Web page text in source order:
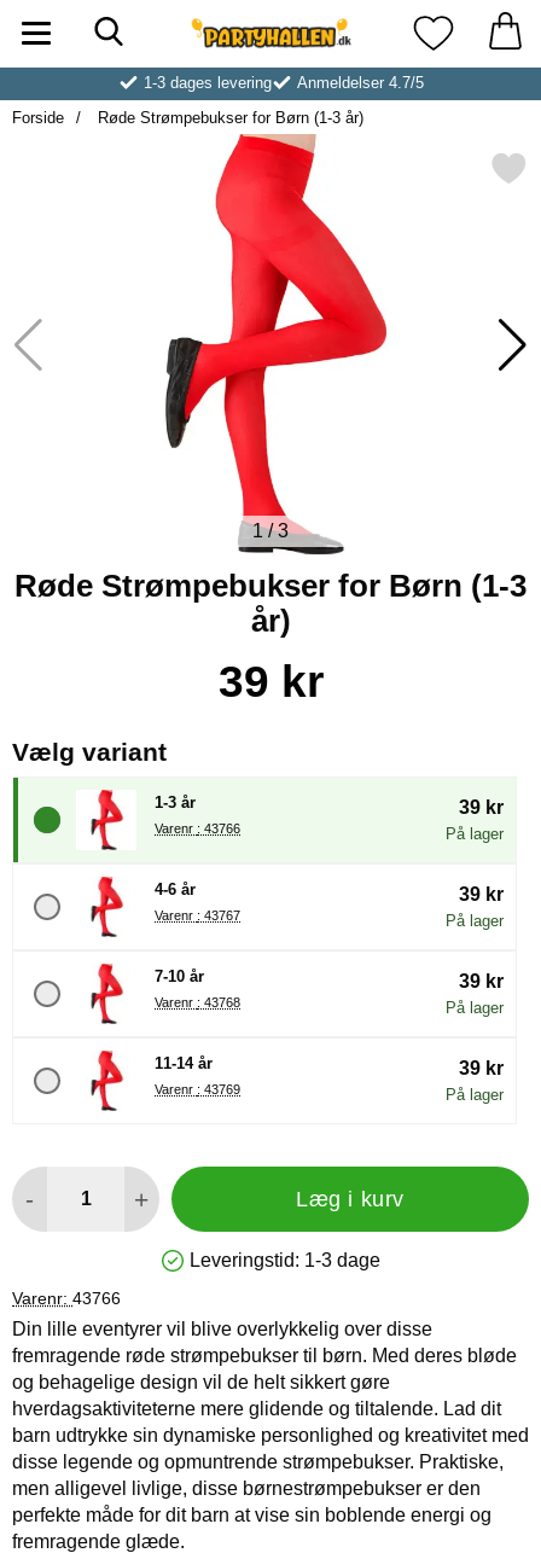
Startside for Partyhallen AB Mine
1-3 dages levering
Anmeldelser 4.7/5
Forside
Røde Strømpebukser for Børn (1-3 år)
Markér røde Strømpebukser
1/3
Røde Strømpebukser for Børn (1-3
år)
Køb dette produkt Røde Strømpebukser for Børn
pris
39 kr
Vælg variant, (Valg af en ny radioknap vil
1-3 år
Varenr : 43766
39 kr
På lager
4-6 år
Varenr : 43767
39 kr
På lager
7-10 år
Varenr : 43768
39 kr
På lager
11-14 år
Varenr : 43769
39 kr
På lager
- + Læg i kurv
Produkttilgængelighed: På lager
Leveringstid: 1-3 dage
Varenr: 43766
Din lille eventyrer vil blive overlykkelig over disse
fremragende røde strømpebukser til børn. Med deres bløde
og behagelige design vil de helt sikkert gøre
hverdagsaktiviteterne mere glidende og tiltalende. Lad dit
barn udtrykke sin dynamiske personlighed og kreativitet med
disse legende og opmuntrende strømpebukser. Praktiske,
men alligevel livlige, disse børnestrømpebukser er den
perfekte måde for dit barn at vise sin boblende energi og
fremragende glæde.